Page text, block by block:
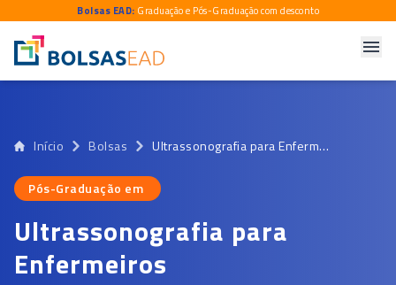
Bolsas EAD: Graduação e Pós-Graduação com desconto
Início Bolsas Ultrassonografia para Enfermeiros
Pós-Graduação em
Pós-Graduação em
Ultrassonografia para
Enfermeiros